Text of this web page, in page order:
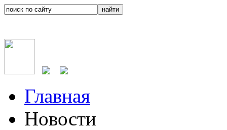
Главная
Новости